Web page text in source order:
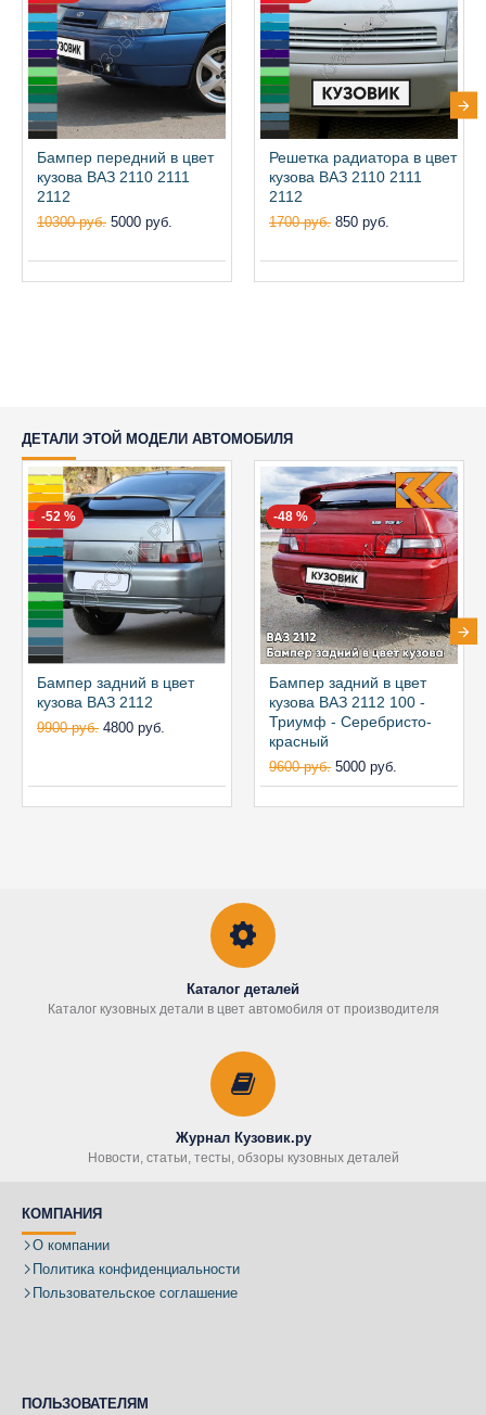
Бампер передний в цвет
кузова ВАЗ 2110 2111
2112
10300 руб. 5000 руб.
Решетка радиатора в цвет
кузова ВАЗ 2110 2111
2112
1700 руб. 850 руб.
ДЕТАЛИ ЭТОЙ МОДЕЛИ АВТОМОБИЛЯ
-52 %
Бампер задний в цвет
кузова ВАЗ 2112
9900 руб. 4800 руб.
-48 %
Бампер задний в цвет
кузова ВАЗ 2112 100 -
Триумф - Серебристо-
красный
9600 руб. 5000 руб.
Каталог деталей
Каталог кузовных детали в цвет автомобиля от производителя
Журнал Кузовик.ру
Новости, статьи, тесты, обзоры кузовных деталей
КОМПАНИЯ
О компании
Политика конфиденциальности
Пользовательское соглашение
ПОЛЬЗОВАТЕЛЯМ